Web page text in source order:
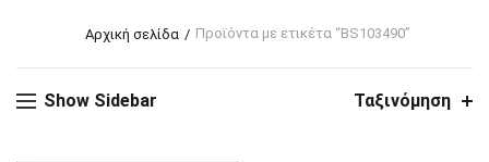
Αρχική σελίδα Προϊόντα με ετικέτα “BS103490”
Show Sidebar Ταξινόμηση